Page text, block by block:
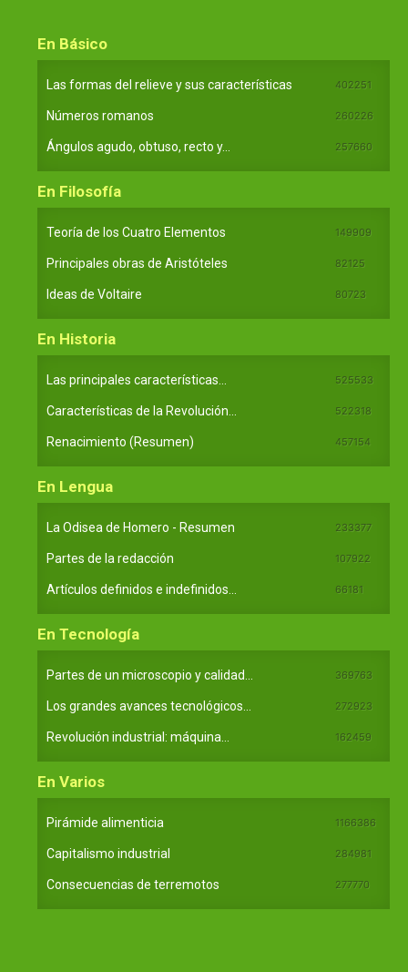
En Básico
Las formas del relieve y sus características 402251
Números romanos 260226
Ángulos agudo, obtuso, recto y... 257660
En Filosofía
Teoría de los Cuatro Elementos 149909
Principales obras de Aristóteles 82125
Ideas de Voltaire 80723
En Historia
Las principales características... 525533
Características de la Revolución... 522318
Renacimiento (Resumen) 457154
En Lengua
La Odisea de Homero - Resumen 233377
Partes de la redacción 107922
Artículos definidos e indefinidos... 66181
En Tecnología
Partes de un microscopio y calidad... 369763
Los grandes avances tecnológicos... 272923
Revolución industrial: máquina... 162459
En Varios
Pirámide alimenticia 1166386
Capitalismo industrial 284981
Consecuencias de terremotos 277770